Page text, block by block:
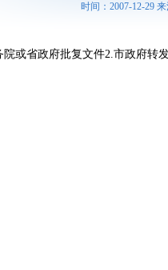
时间：2007-12-29
或省政府批复文件2.市政府转